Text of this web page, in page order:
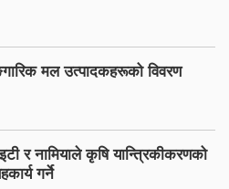
मल उत्पादकहरूको विवरण
र नामियाले कृषि यान्त्रिकीकरणको
गर्ने